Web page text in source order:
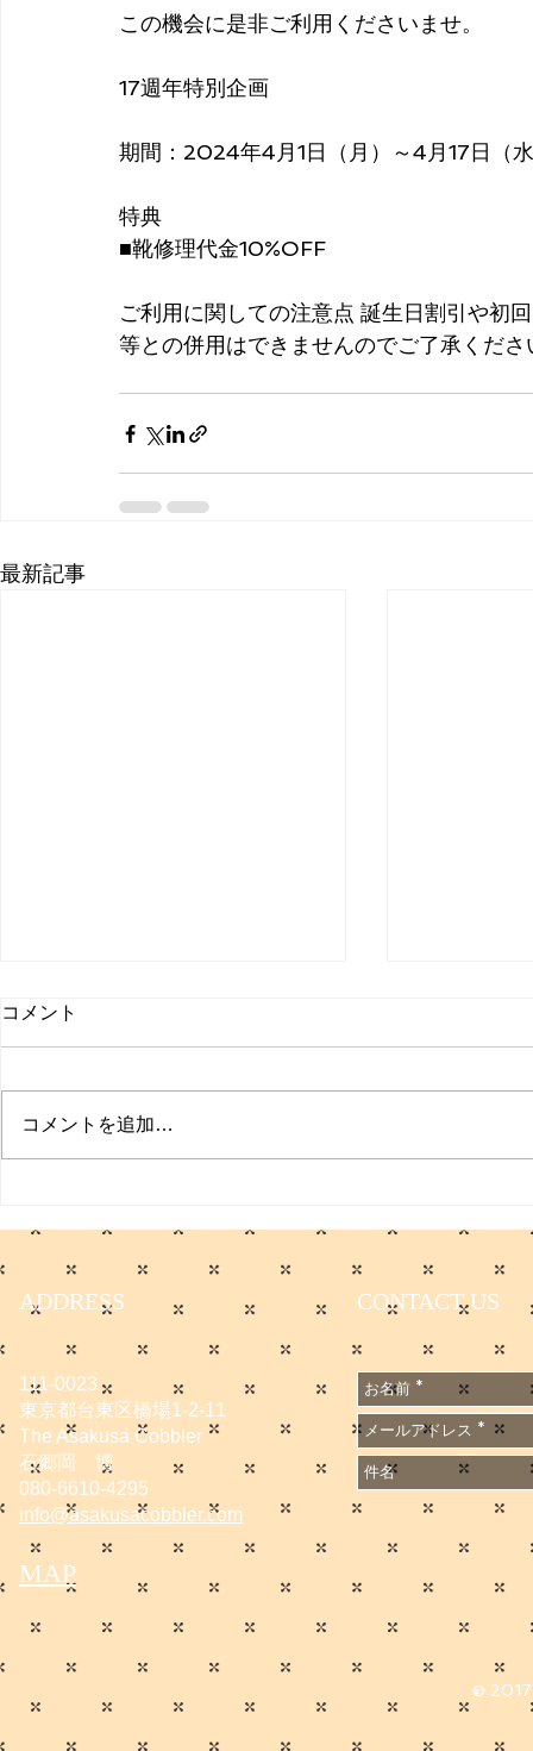
​この機会に是非ご利用くださいませ。
17週年特別企画
期間：2024年4月1日（月）～4月17日（
特典
■靴修理代金10%OFF
ご利用に関しての注意点 誕生日割引や初
等との併用はできませんのでご了承くださ
最新記事
無料会員に
コメント
コメントを追加…
ADDRESS CONTACT US
111-0023
東京都台東区橋場1-2-11
The Asakusa Cobbler
石郷岡 博
080-6610-4295
info@asakusacobbler.com
MAP
© 2017